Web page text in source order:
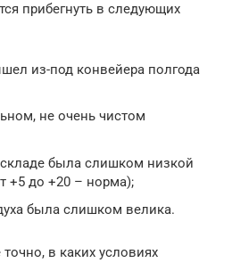
прибегнуть в следующих
из-под конвейера полгода
не очень чистом
складе была слишком низкой
+5 до +20 – норма);
была слишком велика.
в каких условиях